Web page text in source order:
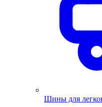
Шины для